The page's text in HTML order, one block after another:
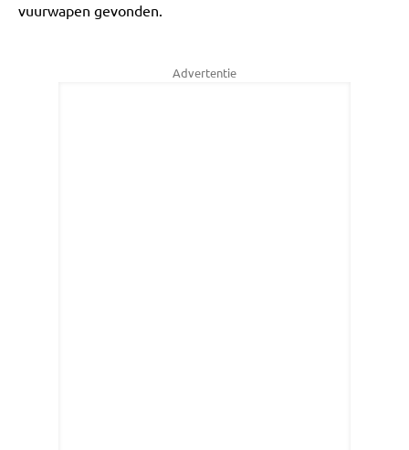
vuurwapen gevonden.
Advertentie